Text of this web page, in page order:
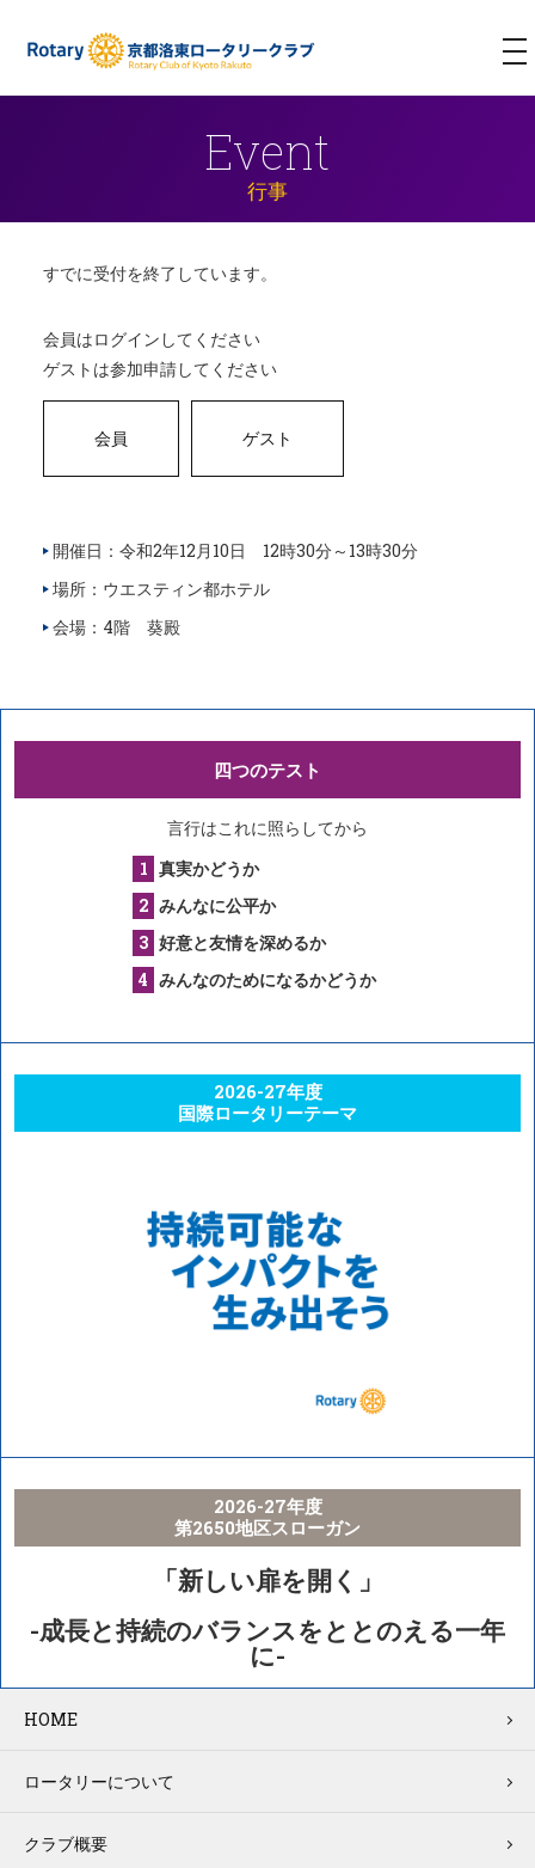
Event
行事
すでに受付を終了しています。
会員はログインしてください
ゲストは参加申請してください
開催日：令和2年12月10日 12時30分～13時30分
場所：ウエスティン都ホテル
会場：4階 葵殿
四つのテスト
言行はこれに照らしてから
真実かどうか
みんなに公平か
好意と友情を深めるか
みんなのためになるかどうか
2026-27年度
国際ロータリーテーマ
2026-27年度
第2650地区スローガン
「新しい扉を開く」
-成長と持続のバランスをととのえる一年
に-
HOME
ロータリーについて
クラブ概要